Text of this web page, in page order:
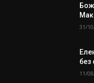
31/
без
11/